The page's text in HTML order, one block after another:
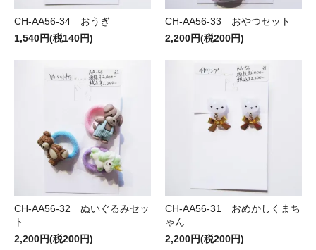
CH-AA56-34 おうぎ
1,540円(税140円)
CH-AA56-33 おやつセット
2,200円(税200円)
CH-AA56-32 ぬいぐるみセッ
ト
2,200円(税200円)
CH-AA56-31 おめかしくまち
ゃん
2,200円(税200円)